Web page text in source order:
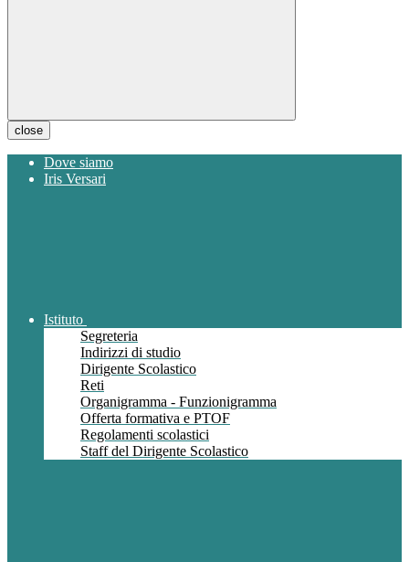
close
Dove siamo
Iris Versari
Istituto
Segreteria
Indirizzi di studio
Dirigente Scolastico
Reti
Organigramma - Funzionigramma
Offerta formativa e PTOF
Regolamenti scolastici
Staff del Dirigente Scolastico